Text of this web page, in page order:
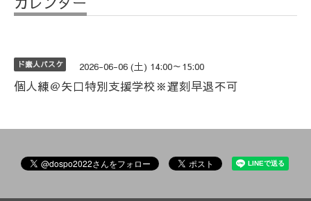
ド素人バスケ 2026-06-06 (土) 14:00～15:00
個人練＠矢口特別支援学校※遅刻早退不可